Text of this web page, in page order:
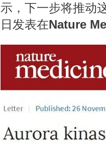
示，下一步将推动
日发表在Nature